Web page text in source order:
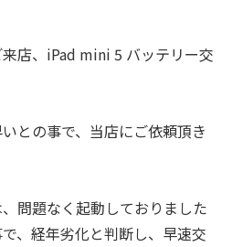
店、iPad mini 5 バッテリー交
との事で、当店にご依頼頂き
問題なく起動しておりました
、経年劣化と判断し、早速交